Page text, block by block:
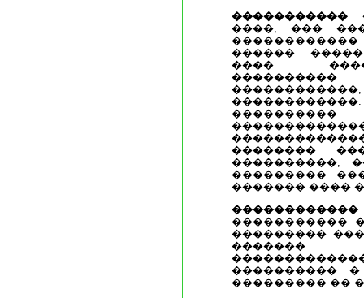
�����������
����, ���
������
����
��������
����������,
���������
������� ����
�����������
���������
�������
����������
��������� ��